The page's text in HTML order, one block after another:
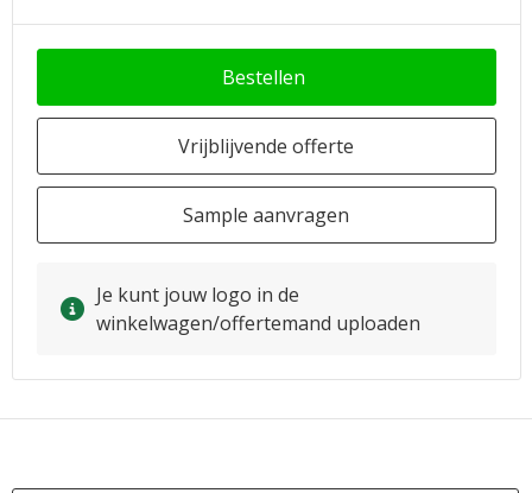
Bestellen
Vrijblijvende offerte
Sample aanvragen
Je kunt jouw logo in de
winkelwagen/offertemand uploaden